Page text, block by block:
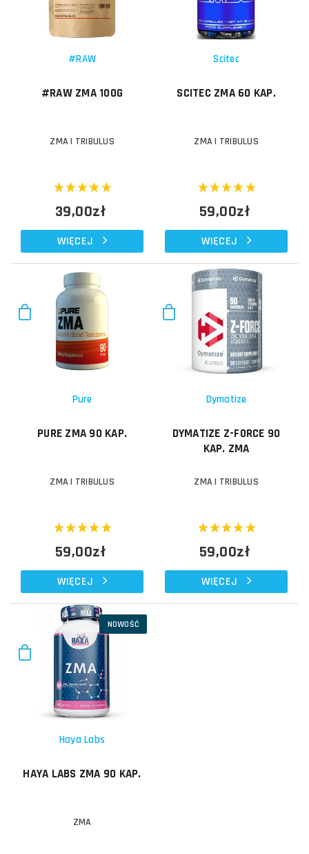
#RAW
#RAW ZMA 100G
ZMA I TRIBULUS
39,00zł
WIĘCEJ
Scitec
SCITEC ZMA 60 KAP.
ZMA I TRIBULUS
59,00zł
WIĘCEJ
Pure
PURE ZMA 90 KAP.
ZMA I TRIBULUS
59,00zł
WIĘCEJ
Dymatize
DYMATIZE Z-FORCE 90
KAP. ZMA
ZMA I TRIBULUS
59,00zł
WIĘCEJ
NOWOŚĆ
Haya Labs
HAYA LABS ZMA 90 KAP.
ZMA